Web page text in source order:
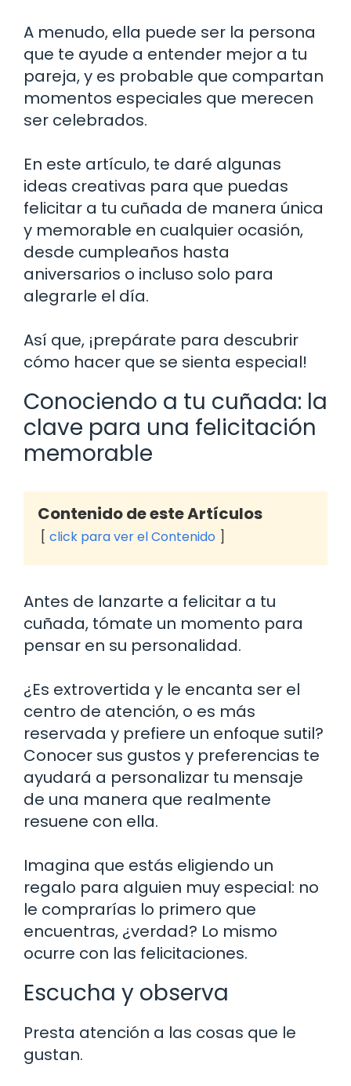
A menudo, ella puede ser la persona
que te ayude a entender mejor a tu
pareja, y es probable que compartan
momentos especiales que merecen
ser celebrados.
En este artículo, te daré algunas
ideas creativas para que puedas
felicitar a tu cuñada de manera única
y memorable en cualquier ocasión,
desde cumpleaños hasta
aniversarios o incluso solo para
alegrarle el día.
Así que, ¡prepárate para descubrir
cómo hacer que se sienta especial!
Conociendo a tu cuñada: la
clave para una felicitación
memorable
Contenido de este Artículos
click para ver el Contenido
Antes de lanzarte a felicitar a tu
cuñada, tómate un momento para
pensar en su personalidad.
¿Es extrovertida y le encanta ser el
centro de atención, o es más
reservada y prefiere un enfoque sutil?
Conocer sus gustos y preferencias te
ayudará a personalizar tu mensaje
de una manera que realmente
resuene con ella.
Imagina que estás eligiendo un
regalo para alguien muy especial: no
le comprarías lo primero que
encuentras, ¿verdad? Lo mismo
ocurre con las felicitaciones.
Escucha y observa
Presta atención a las cosas que le
gustan.